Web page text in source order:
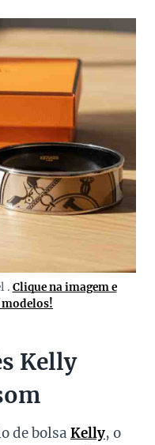
. Clique na imagem e
modelos!
Kelly
de bolsa Kelly, o